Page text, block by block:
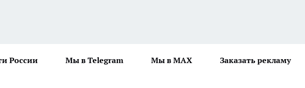
России Мы в Telegram Мы в MAX Заказать рекламу